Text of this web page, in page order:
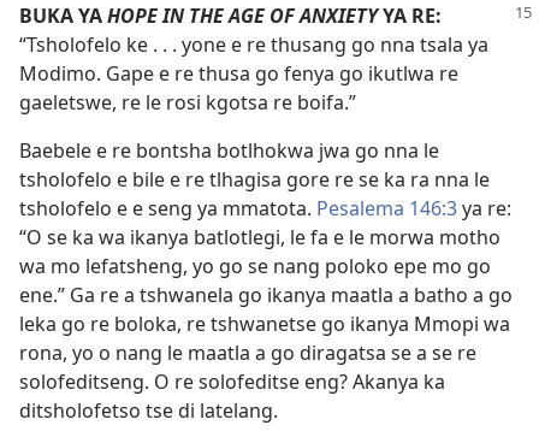
BUKA YAHOPE IN THE AGE OF ANXIETYYA RE:
“Tsholofelo ke . . . yone e re thusang go nna tsala ya
Modimo. Gape e re thusa go fenya go ikutlwa re
gaeletswe, re le rosi kgotsa re boifa.”
Baebele e re bontsha botlhokwa jwa go nna le
tsholofelo e bile e re tlhagisa gore re se ka ra nna le
tsholofelo e e seng ya mmatota. Pesalema 146:3ya re:
“O se ka wa ikanya batlotlegi, le fa e le morwa motho
wa mo lefatsheng, yo go se nang poloko epe mo go
ene.” Ga re a tshwanela go ikanya maatla a batho a go
leka go re boloka, re tshwanetse go ikanya Mmopi wa
rona, yo o nang le maatla a go diragatsa se a se re
solofeditseng. O re solofeditse eng? Akanya ka
ditsholofetso tse di latelang.